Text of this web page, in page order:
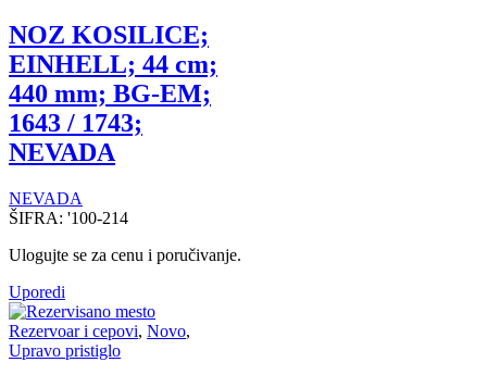
NOZ KOSILICE;
EINHELL; 44 cm;
440 mm; BG-EM;
1643 / 1743;
NEVADA
NEVADA
ŠIFRA: '100-214
Ulogujte se za cenu i poručivanje.
Uporedi
Rezervoar i cepovi, Novo,
Upravo pristiglo